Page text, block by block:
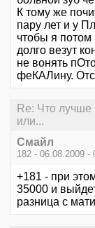
К тому же
пару лет и у
чтобы я потом
долго везут
не вонять
феКАЛину.
Re: Что лучше
или...
Смайл
182 - 06.08.2009 -
+181 - при
35000 и
разница с